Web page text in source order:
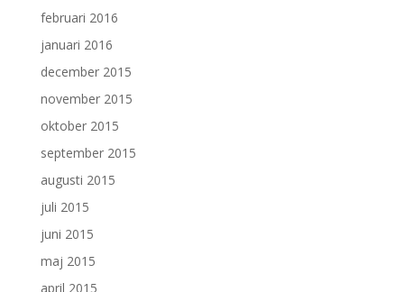
februari 2016
januari 2016
december 2015
november 2015
oktober 2015
september 2015
augusti 2015
juli 2015
juni 2015
maj 2015
april 2015